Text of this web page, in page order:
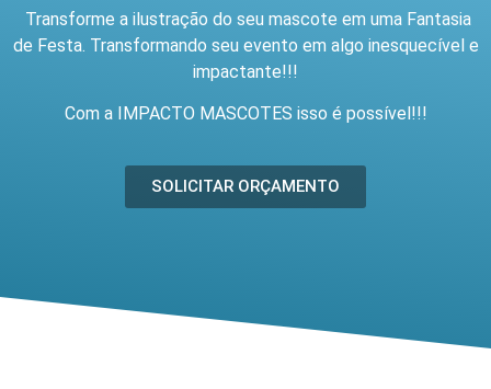
Transforme a ilustração do seu mascote em uma Fantasia
de Festa. Transformando seu evento em algo inesquecível e
impactante!!!
Com a IMPACTO MASCOTES isso é possível!!!
SOLICITAR ORÇAMENTO